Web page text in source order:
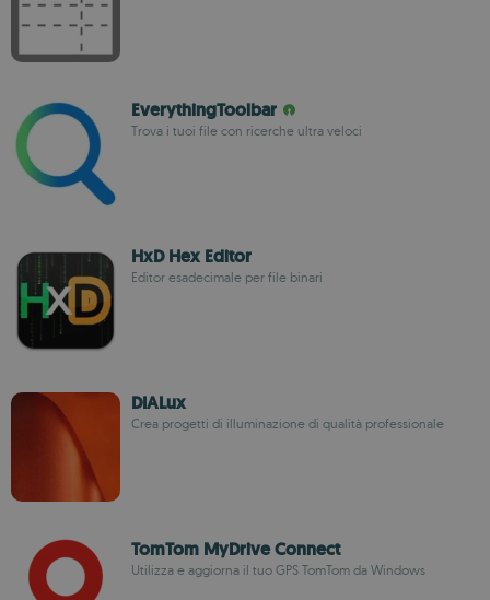
EverythingToolbar
Trova i tuoi file con ricerche ultra veloci
HxD Hex Editor
Editor esadecimale per file binari
DIALux
Crea progetti di illuminazione di qualità professionale
TomTom MyDrive Connect
Utilizza e aggiorna il tuo GPS TomTom da Windows